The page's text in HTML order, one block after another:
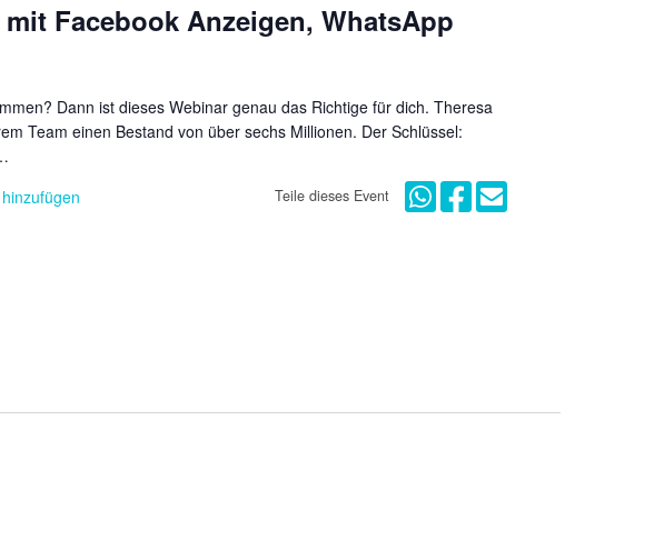
Facebook Anzeigen, WhatsApp
Dann ist dieses Webinar genau das Richtige für dich. Theresa
Team einen Bestand von über sechs Millionen. Der Schlüssel:
Teile dieses Event